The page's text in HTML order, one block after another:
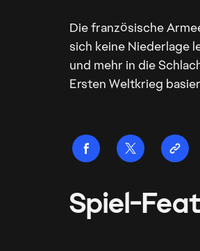
Die französische
sich keine Niederlage
und mehr in die
Ersten Weltkrieg